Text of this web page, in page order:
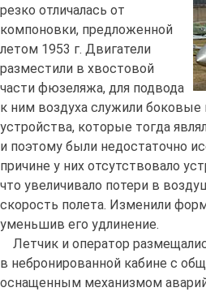
резко отличалась от
компоновки, предложенной
летом 1953 г. Двигатели
разместили в хвостовой
части фюзеляжа, для подвода
к ним воздуха служили боковые
устройства, которые тогда
и поэтому были недостаточно
причине у них отсутствовало
что увеличивало потери в
скорость полета. Изменили
уменьшив его удлинение.
Летчик и оператор
в небронированной кабине с
оснащенным механизмом